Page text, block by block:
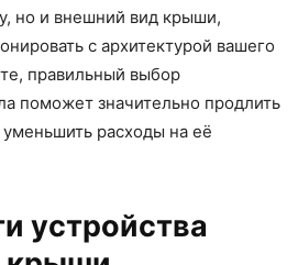
но и внешний вид крыши,
с архитектурой вашего
правильный выбор
поможет значительно продлить
расходы на её
устройства